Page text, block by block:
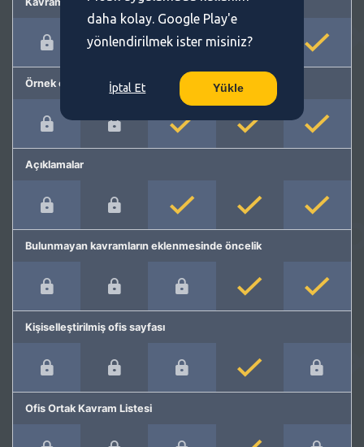
Örnek cümleler
Açıklamalar
Bulunmayan kavramların eklenmesinde öncelik
Kişiselleştirilmiş ofis sayfası
Ofis Ortak Kavram Listesi
daha kolay. Google Play'e
yönlendirilmek ister misiniz?
İptal Et Yükle